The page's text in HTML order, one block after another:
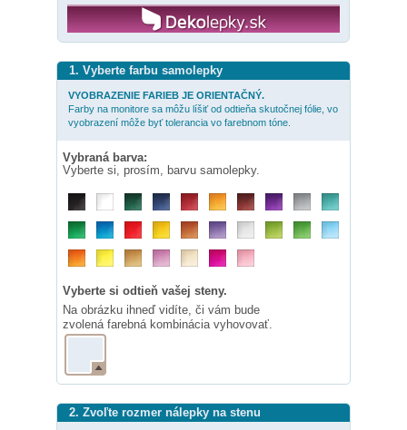
1. Vyberte farbu samolepky
VYOBRAZENIE FARIEB JE ORIENTAČNÝ.
Farby na monitore sa môžu líšiť od odtieňa skutočnej fólie, vo
vyobrazení môže byť tolerancia vo farebnom tóne.
Vybraná barva:
Vyberte si, prosím, barvu samolepky.
Vyberte si odtieň vašej steny.
Na obrázku ihneď vidíte, či vám bude
zvolená farebná kombinácia vyhovovať.
2. Zvoľte rozmer nálepky na stenu